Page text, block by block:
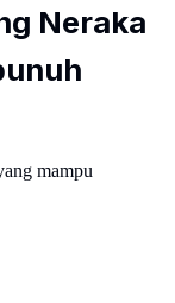
Neraka
mampu